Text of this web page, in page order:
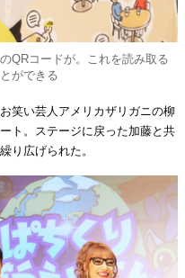
QRコードが。これを読み取る
ができる
笑い芸人アメリカザリガニの柳
ト。ステージに戻った加藤と共
り広げられた。